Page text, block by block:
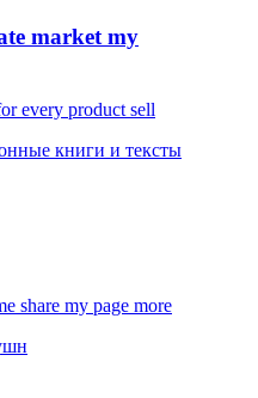
market my
every product sell
книги и тексты
share my page more